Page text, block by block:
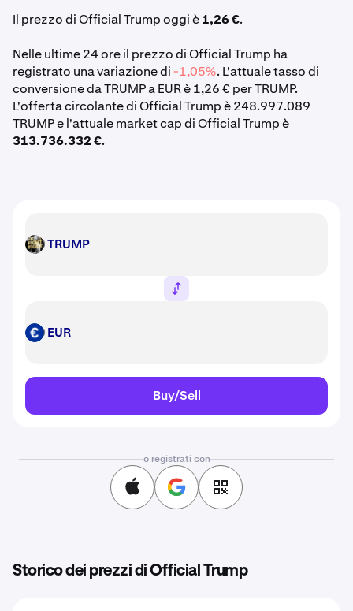
Il prezzo di Official Trump oggi è1,26 €.
Nelle ultime 24 ore il prezzo di Official Trump ha
registrato una variazione di-1,05%. L'attuale tasso di
conversione da TRUMP a EUR è 1,26 € per TRUMP.
L'offerta circolante di Official Trump è 248.997.089
TRUMP e l'attuale market cap di Official Trump è
313.736.332 €.
TRUMP TRUMP
EUR EUR
Buy/Sell
o registrati con
Storico dei prezzi di Official Trump